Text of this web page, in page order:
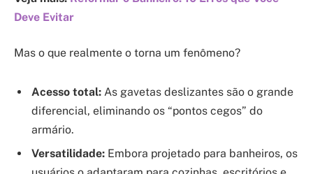
Deve Evitar
Mas o que realmente o torna um fenômeno?
Acesso total: As gavetas deslizantes são o grande
diferencial, eliminando os “pontos cegos” do
armário.
Versatilidade: Embora projetado para banheiros, os